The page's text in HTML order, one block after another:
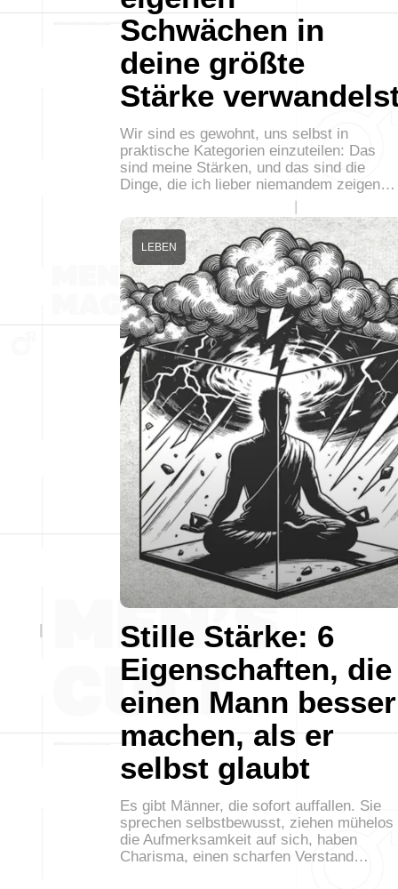
Schwächen in
deine größte
Stärke
Wir sind es gewohnt, uns selbst in
praktische Kategorien einzuteilen: Das
sind meine Stärken, und das sind die
Dinge, die ich lieber niemandem zeigen…
Stille Stärke: 6
Eigenschaften, die
einen Mann besser
machen, als er
selbst glaubt
LEBEN
Es gibt Männer, die sofort auffallen. Sie
sprechen selbstbewusst, ziehen mühelos
die Aufmerksamkeit auf sich, haben
Charisma, einen scharfen Verstand…